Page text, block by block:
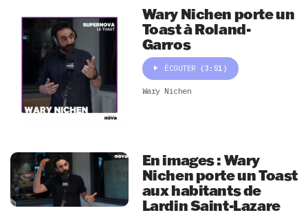
Wary Nichen porte un
Toast à Roland-
Garros
ÉCOUTER (3:51)
Wary Nichen
En images : Wary
Nichen porte un Toast
aux habitants de
Lardin Saint-Lazare